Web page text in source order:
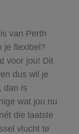
van Perth
je flexibel?
voor jou! Dit
dus wil je
dan is
wat jou nu
die laatste
vlucht te